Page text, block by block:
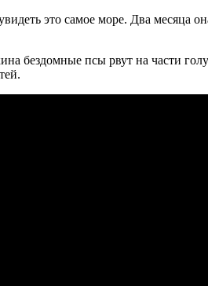
это самое море. Два месяца
бездомные псы рвут на части